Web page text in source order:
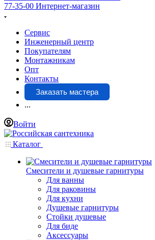
77-35-00 Интернет-магазин
Сервис
Инженерный центр
Покупателям
Монтажникам
Опт
Контакты
Заказать мастера
...
Войти
Каталог
Смесители и душевые гарнитуры
Для ванны
Для раковины
Для кухни
Душевые гарнитуры
Стойки душевые
Для биде
Аксессуары